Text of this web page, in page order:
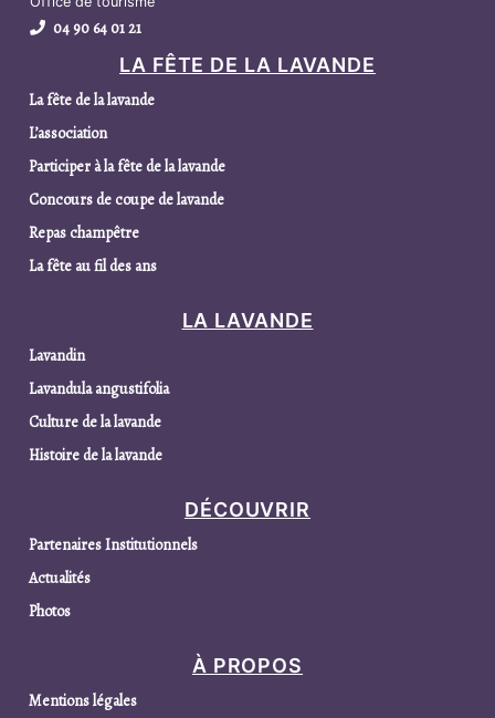
04 90 64 01 21
LA FÊTE DE LA LAVANDE
La fête de la lavande
L’association
Participer à la fête de la lavande
Concours de coupe de lavande
Repas champêtre
La fête au fil des ans
LA LAVANDE
Lavandin
Lavandula angustifolia
Culture de la lavande
Histoire de la lavande
DÉCOUVRIR
Partenaires Institutionnels
Actualités
Photos
À PROPOS
Mentions légales